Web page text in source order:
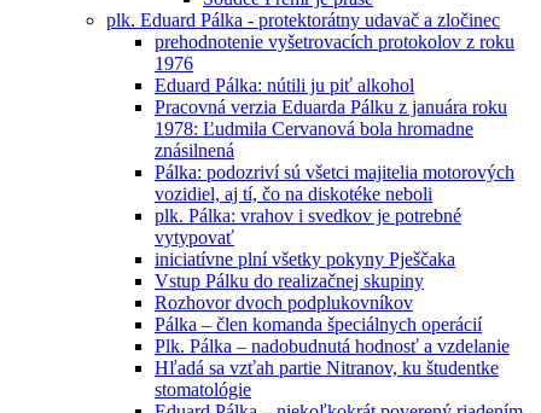
plk. Eduard Pálka - protektorátny udavač a zločinec
prehodnotenie vyšetrovacích protokolov z roku
1976
Eduard Pálka: nútili ju piť alkohol
Pracovná verzia Eduarda Pálku z januára roku
1978: Ľudmila Cervanová bola hromadne
znásilnená
Pálka: podozriví sú všetci majitelia motorových
vozidiel, aj tí, čo na diskotéke neboli
plk. Pálka: vrahov i svedkov je potrebné
vytypovať
iniciatívne plní všetky pokyny Pješčaka
Vstup Pálku do realizačnej skupiny
Rozhovor dvoch podplukovníkov
Pálka – člen komanda špeciálnych operácií
Plk. Pálka – nadobudnutá hodnosť a vzdelanie
Hľadá sa vzťah partie Nitranov, ku študentke
stomatológie